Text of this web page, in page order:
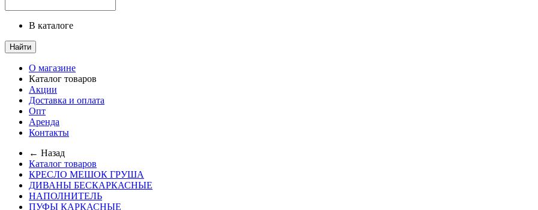
в каталоге
Найти
О магазине
Каталог товаров
Акции
Доставка и оплата
Опт
Аренда
Контакты
← Назад
Каталог товаров
КРЕСЛО МЕШОК ГРУША
ДИВАНЫ БЕСКАРКАСНЫЕ
НАПОЛНИТЕЛЬ
ПУФЫ КАРКАСНЫЕ